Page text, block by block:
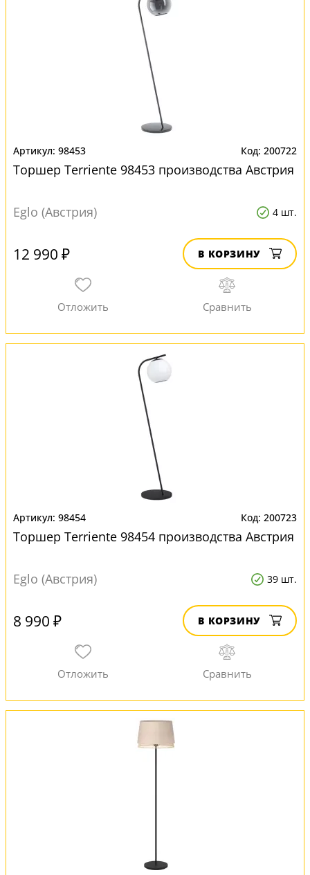
98453 200722
Торшер Terriente 98453 производства Австрия
Eglo (Австрия) 4 шт.
12 990 ₽ В КОРЗИНУ
98454 200723
Торшер Terriente 98454 производства Австрия
Eglo (Австрия) 39 шт.
8 990 ₽ В КОРЗИНУ